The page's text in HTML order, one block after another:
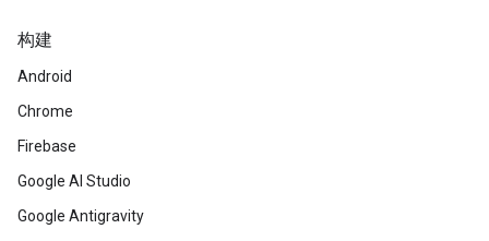
构建
Android
Chrome
Firebase
Google AI Studio
Google Antigravity